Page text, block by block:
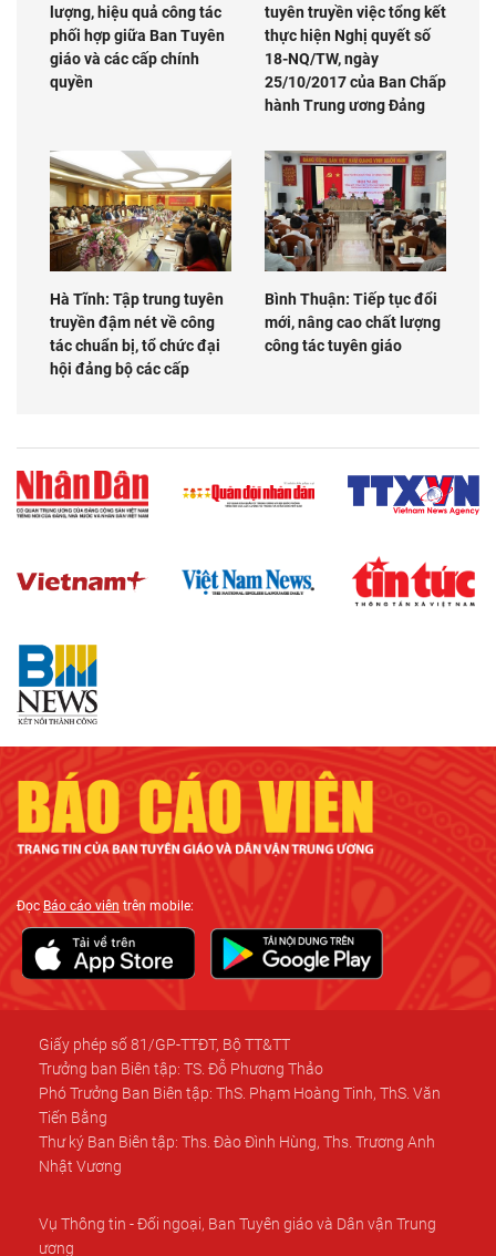
lượng, hiệu quả công tác
phối hợp giữa Ban Tuyên
giáo và các cấp chính
quyền
tuyên truyền việc tổng kết
thực hiện Nghị quyết số
18-NQ/TW, ngày
25/10/2017 của Ban Chấp
hành Trung ương Đảng
Hà Tĩnh: Tập trung tuyên
truyền đậm nét về công
tác chuẩn bị, tổ chức đại
hội đảng bộ các cấp
Bình Thuận: Tiếp tục đổi
mới, nâng cao chất lượng
công tác tuyên giáo
ĐọcBáo cáo viên trên mobile:
Giấy phép số 81/GP-TTĐT, Bộ TT&TT
Trưởng ban Biên tập: TS. Đỗ Phương Thảo
Phó Trưởng Ban Biên tập: ThS. Phạm Hoàng Tinh, ThS. Văn
Tiến Bằng
Thư ký Ban Biên tập: Ths. Đào Đình Hùng, Ths. Trương Anh
Nhật Vương
Vụ Thông tin - Đối ngoại, Ban Tuyên giáo và Dân vận Trung
ương